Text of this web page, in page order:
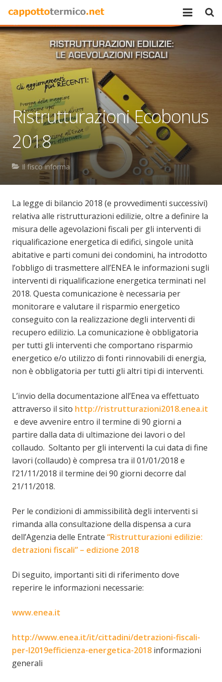
Home
Certificazioni
Blog & News
Ristrutturazioni Ecobonus
2018
Il fisco informa
La legge di bilancio 2018 (e provvedimenti successivi)
relativa alle ristrutturazioni edilizie, oltre a definire la
misura delle agevolazioni fiscali per gli interventi di
riqualificazione energetica di edifici, singole unità
abitative e parti comuni dei condomini, ha introdotto
l’obbligo di trasmettere all’ENEA le informazioni sugli
interventi di riqualificazione energetica terminati nel
2018. Questa comunicazione è necessaria per
monitorare e valutare il risparmio energetico
conseguito con la realizzazione degli interventi di
recupero edilizio. La comunicazione è obbligatoria
per tutti gli interventi che comportano risparmio
energetico e/o utilizzo di fonti rinnovabili di energia,
non è obbligatoria per tutti gli altri tipi di interventi.
L’invio della documentazione all’Enea va effettuato
attraverso il sito http://ristrutturazioni2018.enea.it
e deve avvenire entro il termine di 90 giorni a
partire dalla data di ultimazione dei lavori o del
collaudo. Soltanto per gli interventi la cui data di fine
lavori (collaudo) è compresa tra il 01/01/2018 e
l’21/11/2018 il termine dei 90 giorni decorre dal
21/11/2018.
Per le condizioni di ammissibilità degli interventi si
rimanda alla consultazione della dispensa a cura
dell’Agenzia delle Entrate “Ristrutturazioni edilizie:
detrazioni fiscali” – edizione 2018
Di seguito, importanti siti di riferimento dove
reperire le informazioni necessarie:
www.enea.it
http://www.enea.it/it/cittadini/detrazioni-fiscali-
per-l2019efficienza-energetica-2018 informazioni
generali